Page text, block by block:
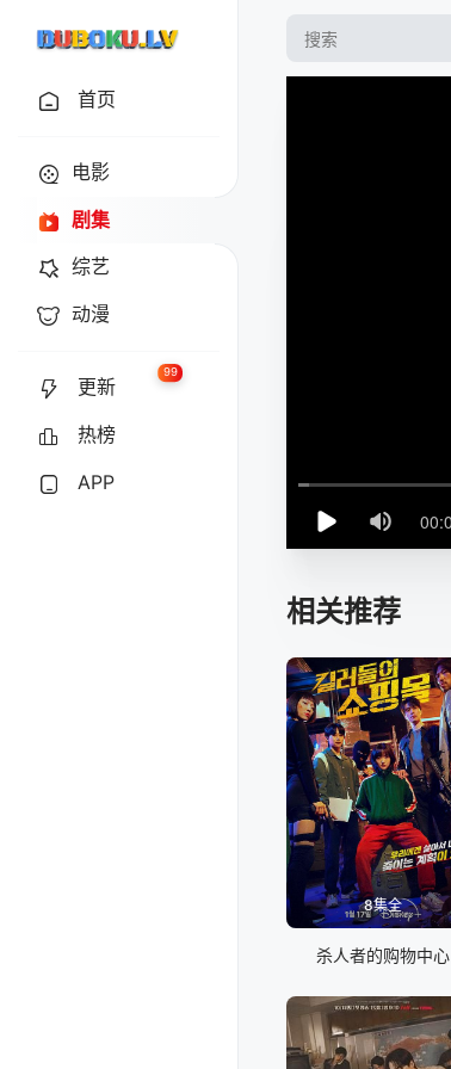
首页
电影
剧集
综艺
动漫
更新
99
热榜
APP
相关推荐
8集全
杀人者的购物中心